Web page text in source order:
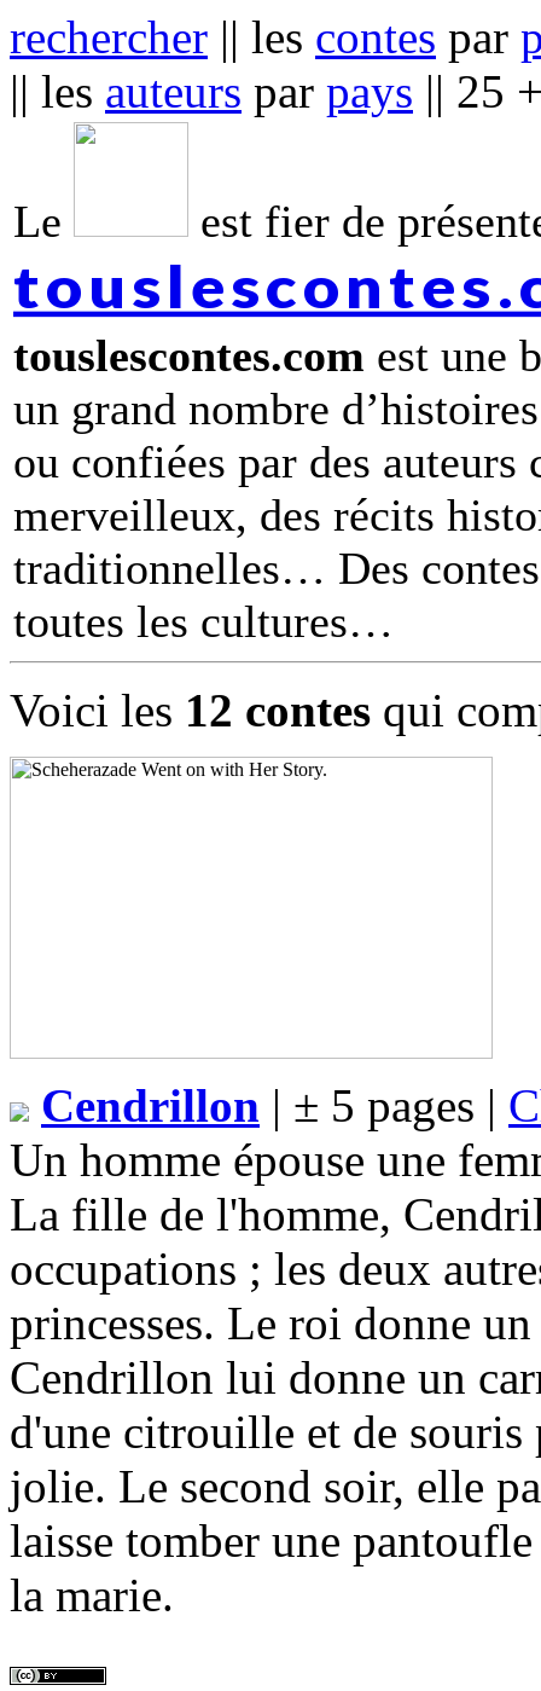
rechercher || les contes par
|| les auteurs par pays || 25
Le est fier de
touslescontes.com est une
un grand nombre
ou confiées par des
merveilleux, des récits
traditionnelles… Des
toutes les cultures
Voici les 12 contes qui
Cendrillon | ± 5 pages |
Un homme épouse une
La fille de l'homme,
occupations ; les deux
princesses. Le roi donne
Cendrillon lui donne un
d'une citrouille et de
jolie. Le second soir, elle
laisse tomber une
la marie.